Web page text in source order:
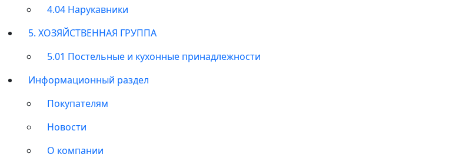
4.04 Нарукавники
5. ХОЗЯЙСТВЕННАЯ ГРУППА
5.01 Постельные и кухонные принадлежности
Информационный раздел
Покупателям
Новости
О компании